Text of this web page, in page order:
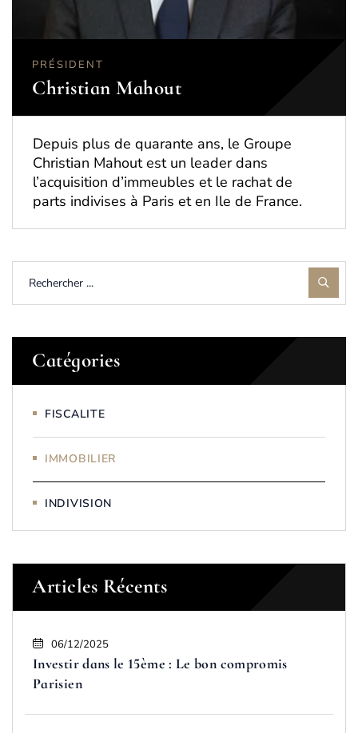
PRÉSIDENT
Christian Mahout
Depuis plus de quarante ans, le Groupe
Christian Mahout est un leader dans
l’acquisition d’immeubles et le rachat de
parts indivises à Paris et en Ile de France.
Catégories
FISCALITE
IMMOBILIER
INDIVISION
Articles Récents
06/12/2025
Investir dans le 15ème : Le bon compromis
Parisien